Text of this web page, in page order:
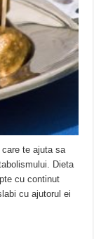
te ajuta sa
Dieta
cu continut
cu ajutorul ei